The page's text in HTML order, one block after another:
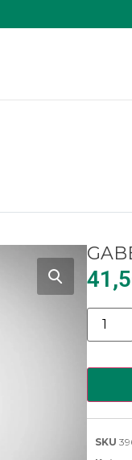
SKU